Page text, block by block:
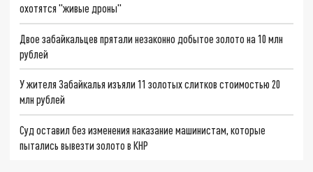
охотятся "живые дроны"
Двое забайкальцев прятали незаконно добытое золото на 10 млн
рублей
У жителя Забайкалья изъяли 11 золотых слитков стоимостью 20
млн рублей
Суд оставил без изменения наказание машинистам, которые
пытались вывезти золото в КНР